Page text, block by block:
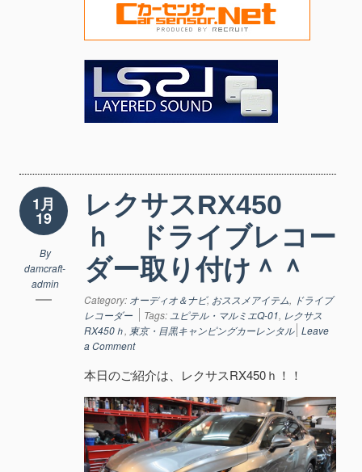
1月
19
By
damcraft-
admin
レクサスRX450
ｈ ドライブレコー
ダー取り付け＾＾
Category: オーディオ＆ナビ, おススメアイテム, ドライブ
レコーダー
Tags: ユピテル・マルミエQ-01, レクサス
RX450ｈ, 東京・目黒キャンピングカーレンタル Leave
a Comment
本日のご紹介は、レクサスRX450ｈ！！